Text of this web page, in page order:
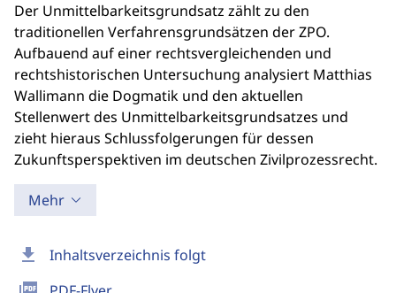
download Inhaltsverzeichnis folgt
Der Unmittelbarkeitsgrundsatz zählt zu den
traditionellen Verfahrensgrundsätzen der ZPO.
Aufbauend auf einer rechtsvergleichenden und
rechtshistorischen Untersuchung analysiert Matthias
Wallimann die Dogmatik und den aktuellen
Stellenwert des Unmittelbarkeitsgrundsatzes und
zieht hieraus Schlussfolgerungen für dessen
Zukunftsperspektiven im deutschen Zivilprozessrecht.
Mehr